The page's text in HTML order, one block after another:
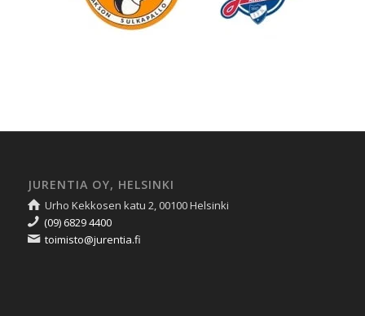
JURENTIA OY, HELSINKI
Urho Kekkosen katu 2, 00100 Helsinki
(09) 6829 4400
toimisto@jurentia.fi